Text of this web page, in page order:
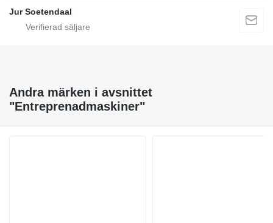
Jur Soetendaal
Andra märken i avsnittet
"Entreprenadmaskiner"